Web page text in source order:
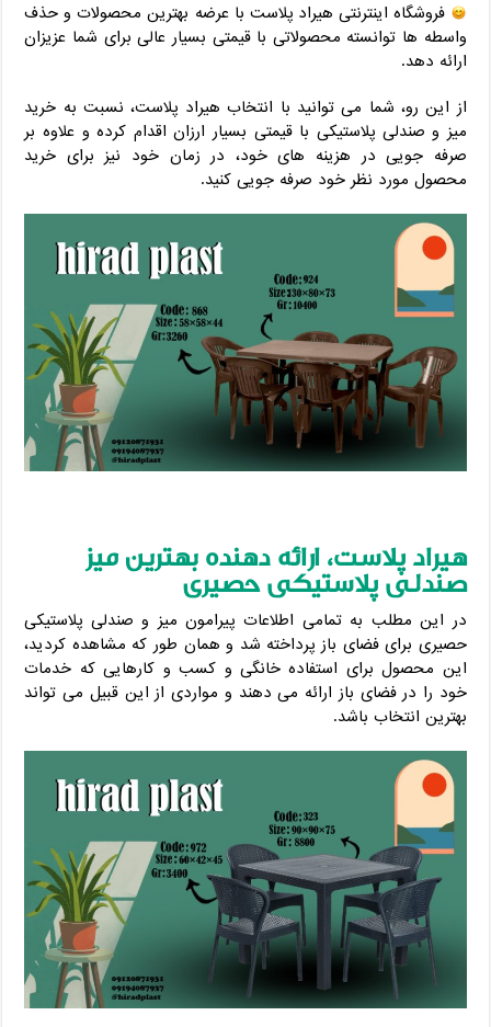
فروشگاه اینترنتی هیراد پلاست با عرضه بهترین محصولات و حذف
واسطه ها توانسته محصولاتی با قیمتی بسیار عالی برای شما عزیزان
ارائه دهد.
از این رو، شما می توانید با انتخاب هیراد پلاست، نسبت به خرید
میز و صندلی پلاستیکی با قیمتی بسیار ارزان اقدام کرده و علاوه بر
صرفه جویی در هزینه های خود، در زمان خود نیز برای خرید
محصول مورد نظر خود صرفه جویی کنید.
هیراد پلاست، ارائه دهنده بهترین میز
صندلی پلاستیکی حصیری
در این مطلب به تمامی اطلاعات پیرامون میز و صندلی پلاستیکی
حصیری برای فضای باز پرداخته شد و همان طور که مشاهده کردید،
این محصول برای استفاده خانگی و کسب و کارهایی که خدمات
خود را در فضای باز ارائه می دهند و مواردی از این قبیل می تواند
بهترین انتخاب باشد.